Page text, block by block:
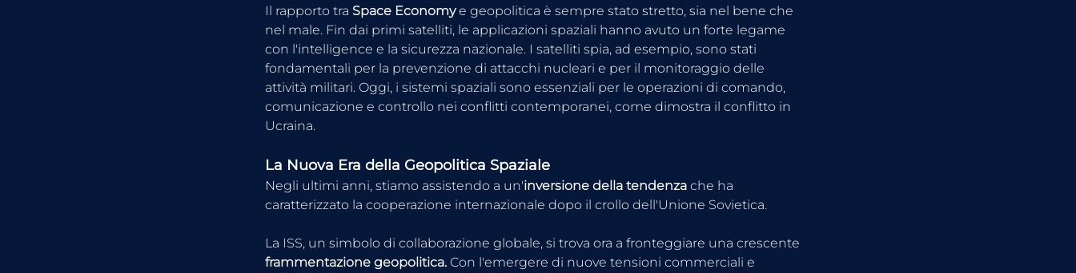
Il rapporto tra Space Economy e geopolitica è sempre stato stretto, sia nel bene che
nel male. Fin dai primi satelliti, le applicazioni spaziali hanno avuto un forte legame
con l'intelligence e la sicurezza nazionale. I satelliti spia, ad esempio, sono stati
fondamentali per la prevenzione di attacchi nucleari e per il monitoraggio delle
attività militari. Oggi, i sistemi spaziali sono essenziali per le operazioni di comando,
comunicazione e controllo nei conflitti contemporanei, come dimostra il conflitto in
Ucraina.
La Nuova Era della Geopolitica Spaziale
Negli ultimi anni, stiamo assistendo a un'inversione della tendenza che ha
caratterizzato la cooperazione internazionale dopo il crollo dell'Unione Sovietica.
La ISS, un simbolo di collaborazione globale, si trova ora a fronteggiare una crescente
frammentazione geopolitica. Con l'emergere di nuove tensioni commerciali e